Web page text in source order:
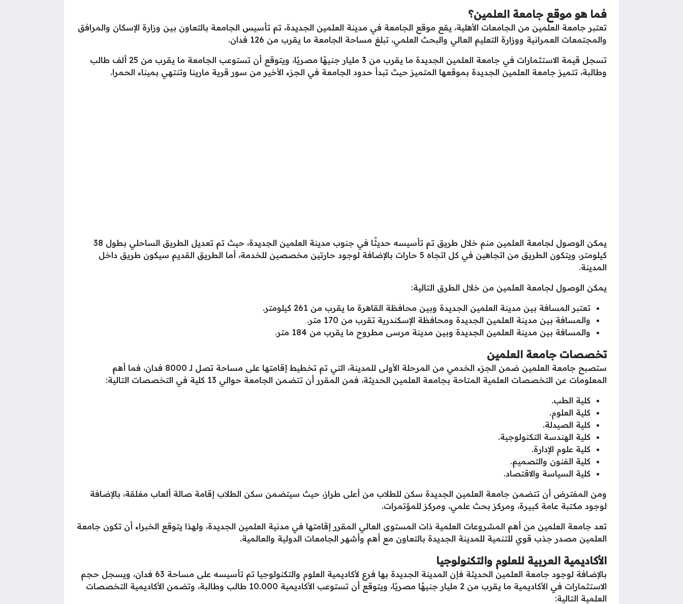
فما هو موقع جامعة العلمين؟
تعتبر جامعة العلمين من الجامعات الأهلية، يقع موقع الجامعة في مدينة العلمين الجديدة، تم تأسيس الجامعة بالتعاون بين وزارة الإسكان والمرافق
والمجتمعات العمرانية ووزارة التعليم العالي والبحث العلمي، تبلغ مساحة الجامعة ما يقرب من 126 فدان.
تسجل قيمة الاستثمارات في جامعة العلمين الجديدة ما يقرب من 3 مليار جنيهًا مصريًا، ويتوقع أن تستوعب الجامعة ما يقرب من 25 ألف طالب
وطالبة، تتميز جامعة العلمين الجديدة بموقعها المتميز حيث تبدأ حدود الجامعة في الجزء الأخير من سور قرية مارينا وتنتهي بميناء الحمرا.
يمكن الوصول لجامعة العلمين منم خلال طريق تم تأسيسه حديثًا في جنوب مدينة العلمين الجديدة، حيث تم تعديل الطريق الساحلي بطول 38
كيلومتر، ويتكون الطريق من اتجاهين في كل اتجاه 5 حارات بالإضافة لوجود حارتين مخصصين للخدمة، أما الطريق القديم سيكون طريق داخل
المدينة.
يمكن الوصول لجامعة العلمين من خلال الطرق التالية:
تعتبر المسافة بين مدينة العلمين الجديدة وبين محافظة القاهرة ما يقرب من 261 كيلومتر.
والمسافة بين مدينة العلمين الجديدة ومحافظة الإسكندرية تقرب من 170 متر.
والمسافة بين مدينة العلمين الجديدة وبين مدينة مرسى مطروح ما يقرب من 184 متر.
تخصصات جامعة العلمين
ستصبح جامعة العلمين ضمن الجزء الخدمي من المرحلة الأولى للمدينة، التي تم تخطيط إقامتها على مساحة تصل لـ 8000 فدان، فما أهم
المعلومات عن التخصصات العلمية المتاحة بجامعة العلمين الحديثة، فمن المقرر أن تتضمن الجامعة حوالي 13 كلية في التخصصات التالية:
كلية الطب.
كلية العلوم.
كلية الصيدلة.
كلية الهندسة التكنولوجية.
كلية علوم الإدارة.
كلية الفنون والتصميم.
كلية السياسة والاقتصاد.
ومن المفترض أن تتضمن جامعة العلمين الجديدة سكن للطلاب من أعلى طراز، حيث سيتضمن سكن الطلاب إقامة صالة ألعاب مغلقة، بالإضافة
لوجود مكتبة عامة كبيرة، ومركز بحث علمي، ومركز للمؤتمرات.
تعد جامعة العلمين من أهم المشروعات العلمية ذات المستوى العالي المقرر إقامتها في مدنية العلمين الجديدة، ولهذا يتوقع الخبراء أن تكون جامعة
العلمين مصدر جذب قوي للتنمية للمدينة الجديدة بالتعاون مع أهم وأشهر الجامعات الدولية والعالمية.
الأكاديمية العربية للعلوم والتكنولوجيا
بالإضافة لوجود جامعة العلمين الحديثة فإن المدينة الجديدة بها فرع لأكاديمية العلوم والتكنولوجيا تم تأسيسه على مساحة 63 فدان، ويسجل حجم
الاستثمارات في الأكاديمية ما يقرب من 2 مليار جنيهًا مصريًا، ويتوقع أن تستوعب الأكاديمية 10.000 طالب وطالبة، وتضمن الأكاديمية التخصصات
العلمية التالية: